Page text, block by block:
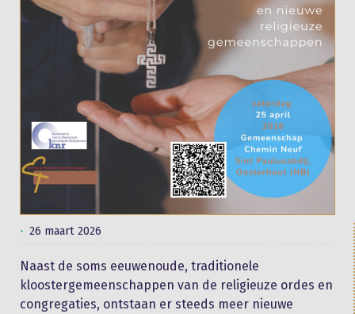
26 maart 2026
Naast de soms eeuwenoude, traditionele
kloostergemeenschappen van de religieuze ordes en
congregaties, ontstaan er steeds meer nieuwe